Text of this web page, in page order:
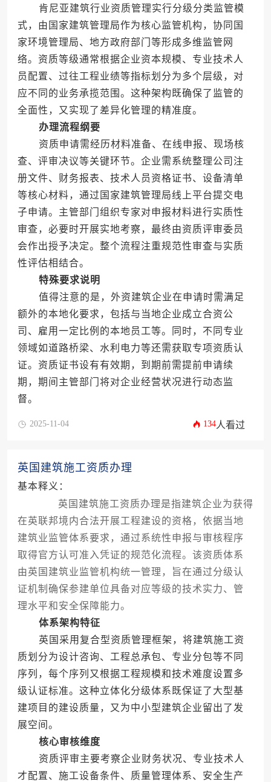
肯尼亚建筑行业资质管理实行分级分类监管模
式，由国家建筑管理局作为核心监管机构，协同国
家环境管理局、地方政府部门等形成多维监管网
络。资质等级通常根据企业资本规模、专业技术人
员配置、过往工程业绩等指标划分为多个层级，对
应不同的业务承揽范围。这种架构既确保了监管的
全面性，又实现了差异化管理的精准度。
办理流程纲要
资质申请需经历材料准备、在线申报、现场核
查、评审决议等关键环节。企业需系统整理公司注
册文件、财务报表、技术人员资格证书、设备清单
等核心材料，通过国家建筑管理局线上平台提交电
子申请。主管部门组织专家对申报材料进行实质性
审查，必要时开展实地考察，最终由资质评审委员
会作出授予决定。整个流程注重规范性审查与实质
性评估相结合。
特殊要求说明
值得注意的是，外资建筑企业在申请时需满足
额外的本地化要求，包括与当地企业成立合资公
司、雇用一定比例的本地员工等。同时，不同专业
领域如道路桥梁、水利电力等还需获取专项资质认
证。资质证书设有有效期，到期前需提前申请续
期，期间主管部门将对企业经营状况进行动态监
督。
2025-11-04 134人看过
英国建筑施工资质办理
基本释义：
英国建筑施工资质办理是指建筑企业为获得
在英联邦境内合法开展工程建设的资格，依据当地
建筑业监管体系要求，通过系统性申报与审核程序
取得官方认可准入凭证的规范化流程。该资质体系
由英国建筑业监管机构统一管理，旨在通过分级认
证机制确保参建单位具备对应等级的技术实力、管
理水平和安全保障能力。
体系架构特征
英国采用复合型资质管理框架，将建筑施工资
质划分为设计咨询、工程总承包、专业分包等不同
序列，每个序列又根据工程规模和技术难度设置多
级认证标准。这种立体化分级体系既保证了大型基
建项目的建设质量，又为中小型建筑企业留出了发
展空间。
核心审核维度
资质评审主要考察企业财务状况、专业技术人
才配置、施工设备条件、质量管理体系、安全生产